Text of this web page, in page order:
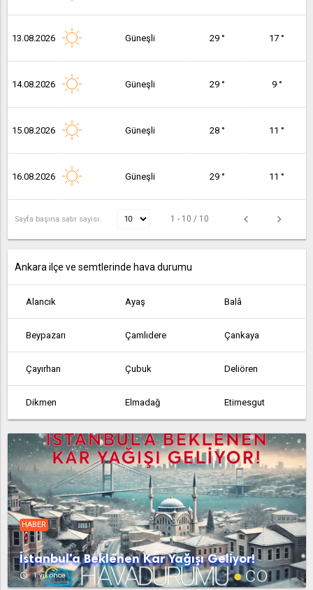
13.08.2026 Güneşli 29 ° 17 °
14.08.2026 Güneşli 29 ° 9 °
15.08.2026 Güneşli 28 ° 11 °
16.08.2026 Güneşli 29 ° 11 °
Sayfa başına satır sayısı: 1 - 10 / 10
Ankara ilçe ve semtlerinde hava durumu
Alancık Ayaş Balâ
Beypazarı Çamlıdere Çankaya
Çayırhan Çubuk Deliören
Dikmen Elmadağ Etimesgut
Etlik Feruz Köyü Fethiye
Güdül Güvem Hasanoğlan
Haymana Kabaca Kalecik
Karahamzalı Karşıyaka Kazan
Kerpiç Kızılcahamam Köy Enstitüsü
HABER
İstanbul'a Beklenen Kar Yağışı Geliyor!
access_time 1 yıl önce